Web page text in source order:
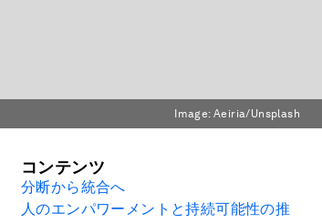
Image: Aeiria/Unsplash
コンテンツ
分断から統合へ
人のエンパワーメントと持続可能性の推